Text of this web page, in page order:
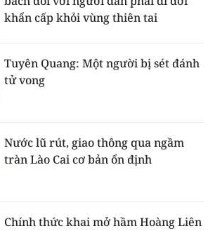
khẩn cấp khỏi vùng thiên tai
Tuyên Quang: Một người bị sét đánh
tử vong
Nước lũ rút, giao thông qua ngầm
tràn Lào Cai cơ bản ổn định
Chính thức khai mở hầm Hoàng Liên